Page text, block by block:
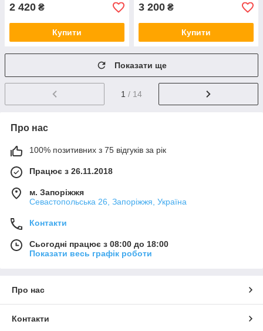
2 420 ₴
Купити
3 200 ₴
Купити
Показати ще
1 / 14
Про нас
100% позитивних з 75 відгуків за рік
Працює з 26.11.2018
м. Запоріжжя
Севастопольська 26, Запоріжжя, Україна
Контакти
Сьогодні працює з 08:00 до 18:00
Показати весь графік роботи
Про нас
Контакти